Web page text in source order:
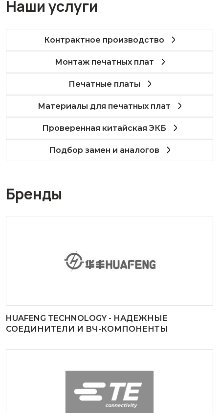
Наши услуги
Контрактное производство
Монтаж печатных плат
Печатные платы
Материалы для печатных плат
Проверенная китайская ЭКБ
Подбор замен и аналогов
Бренды
HUAFENG TECHNOLOGY - НАДЕЖНЫЕ
СОЕДИНИТЕЛИ И ВЧ-КОМПОНЕНТЫ